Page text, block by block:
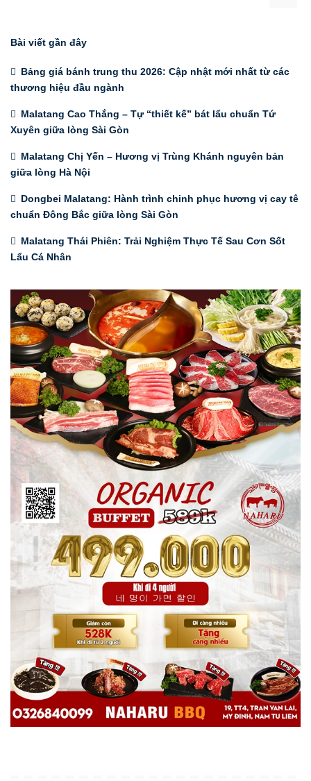
Bài viết gần đây
Bảng giá bánh trung thu 2026: Cập nhật mới nhất từ các
thương hiệu đầu ngành
Malatang Cao Thắng – Tự “thiết kế” bát lẩu chuẩn Tứ
Xuyên giữa lòng Sài Gòn
Malatang Chị Yến – Hương vị Trùng Khánh nguyên bản
giữa lòng Hà Nội
Dongbei Malatang: Hành trình chinh phục hương vị cay tê
chuẩn Đông Bắc giữa lòng Sài Gòn
Malatang Thái Phiên: Trải Nghiệm Thực Tế Sau Cơn Sốt
Lẩu Cá Nhân